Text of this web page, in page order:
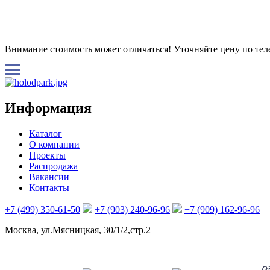
Внимание стоимость может отличаться! Уточняйте цену по
Информация
Каталог
О компании
Проекты
Распродажа
Вакансии
Контакты
+7 (499) 350-61-50 +7 (903) 240-96-96
+7 (909) 162-96-96
Москва, ул.Мясницкая, 30/1/2,стр.2